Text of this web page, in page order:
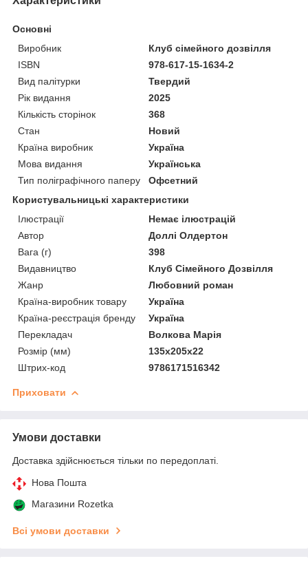
Основні
Виробник
Клуб сімейного дозвілля
ISBN
978-617-15-1634-2
Вид палітурки
Твердий
Рік видання
2025
Кількість сторінок
368
Стан
Новий
Країна виробник
Україна
Мова видання
Українська
Тип поліграфічного паперу
Офсетний
Користувальницькі характеристики
Ілюстрації
Немає ілюстрацій
Автор
Доллі Олдертон
Вага (г)
398
Видавництво
Клуб Сімейного Дозвілля
Жанр
Любовний роман
Країна-виробник товару
Україна
Країна-реєстрація бренду
Україна
Перекладач
Волкова Марія
Розмір (мм)
135x205x22
Штрих-код
9786171516342
Приховати
Умови доставки
Доставка здійснюється тільки по передоплаті.
Нова Пошта
Магазини Rozetka
Всі умови доставки